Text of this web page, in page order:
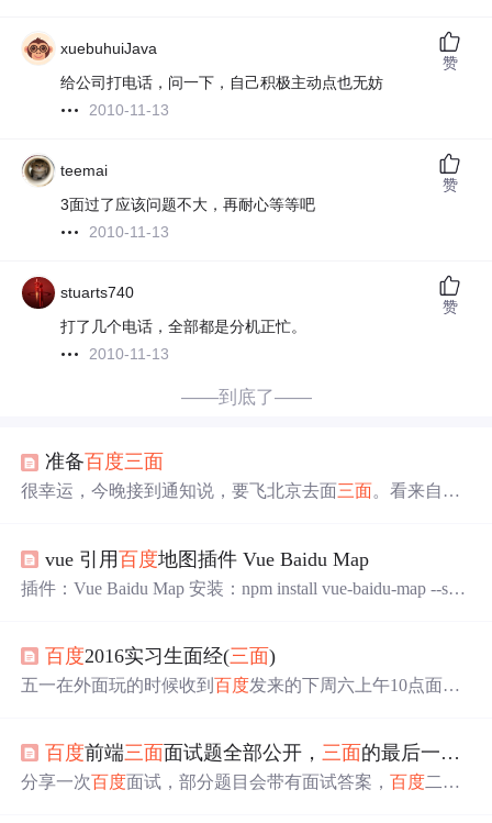
xuebuhuiJava
给公司打电话，问一下，自己积极主动点也无妨
2010-11-13
赞
teemai
3面过了应该问题不大，再耐心等等吧
2010-11-13
赞
stuarts740
打了几个电话，全部都是分机正忙。
2010-11-13
赞
——到底了——
准备百度三面
很幸运，今晚接到通知说，要飞北京去面三面。看来自己
要自己出机票钱去面试。听到坏消息，我当时心里虽然高
兴，但是，表现出来的确是不乐意。 收集下，前人三面
上来，郁闷了。紧接着是一道智力题，
vue 引用百度地图插件 Vue Baidu Map
插件：Vue Baidu Map 安装：npm install vue-baidu-map --sav
册： import Vue from 'vue' import BaiduMap from 'vue-baidu-
map' ​ Vue.use(BaiduMap, {...
百度2016实习生面经(三面)
五一在外面玩的时候收到百度发来的下周六上午10点面试
嘿。终于体会到了心在曹营身在汉的感觉。五一过后，便
返回学校了。返回学校之后，便是疯狂的刷题，复习以前
百度前端三面面试题全部公开， 三面的最后一个问题令我窒息
分享一次百度面试，部分题目会带有面试答案，百度二面